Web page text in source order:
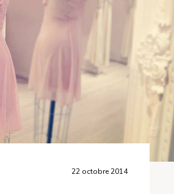
22 octobre 2014